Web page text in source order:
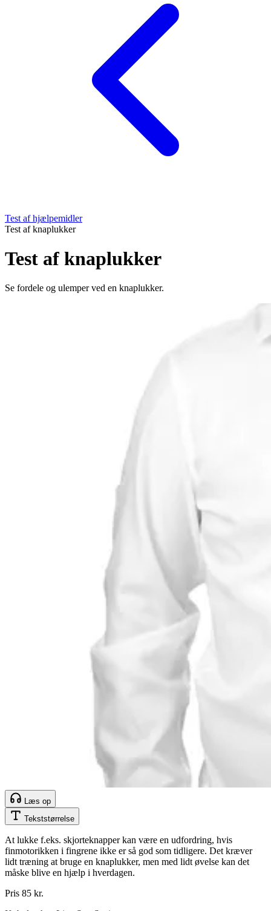
Test af hjælpemidler
Test af knaplukker
Test af knaplukker
Se fordele og ulemper ved en knaplukker.
Læs op
Tekststørrelse
At lukke f.eks. skjorteknapper kan være en udfordring, hvis
finmotorikken i fingrene ikke er så god som tidligere. Det kræver
lidt træning at bruge en knaplukker, men med lidt øvelse kan det
måske blive en hjælp i hverdagen.
Pris 85 kr.